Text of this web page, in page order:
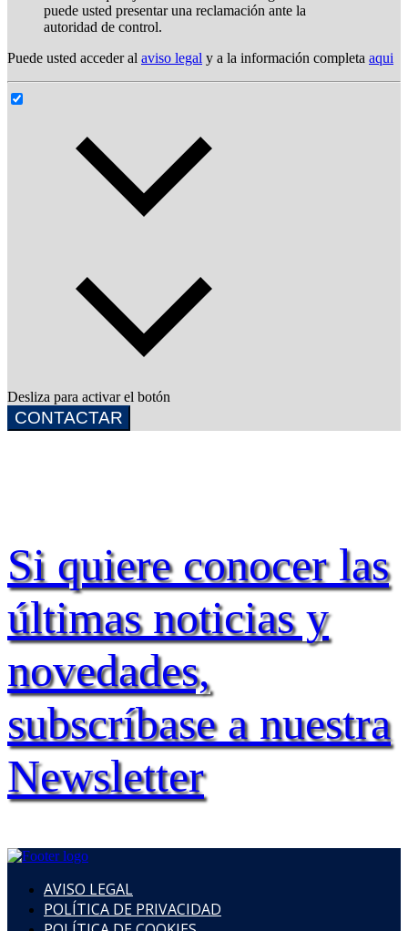
puede usted presentar una reclamación ante la
autoridad de control.
Puede usted acceder al aviso legal y a la información completa aqui
Desliza para activar el botón
CONTACTAR
Si quiere conocer las
últimas noticias y
novedades,
subscríbase a nuestra
Newsletter
AVISO LEGAL
POLÍTICA DE PRIVACIDAD